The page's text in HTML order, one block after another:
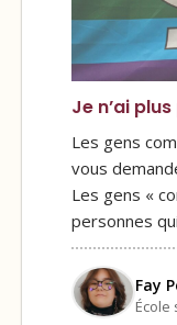
Je n’ai
Les gens
vous
Les gens «
personnes
Fay